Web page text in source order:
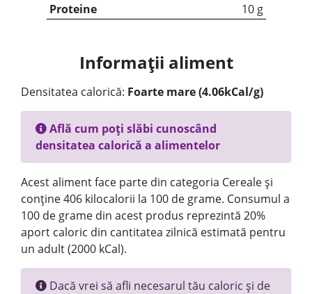
Proteine
10 g
Informații aliment
Densitatea calorică: Foarte mare (4.06kCal/g)
Află cum poți slăbi cunoscând
densitatea calorică a alimentelor
Acest aliment face parte din categoria Cereale și
conține 406 kilocalorii la 100 de grame. Consumul a
100 de grame din acest produs reprezintă 20%
aport caloric din cantitatea zilnică estimată pentru
un adult (2000 kCal).
Dacă vrei să afli necesarul tău caloric și de